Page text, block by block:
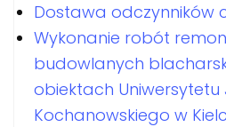
Dostawa odczynników
Wykonanie robót
budowlanych
obiektach Uniwersytetu
Kochanowskiego w